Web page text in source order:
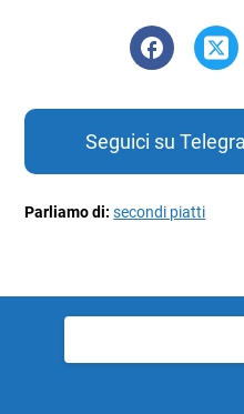
Seguici su
Parliamo di:secondi piatti
per: